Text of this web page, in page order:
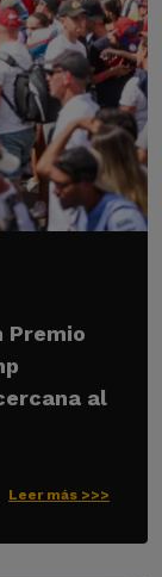
Premio
al
Leer más >>>